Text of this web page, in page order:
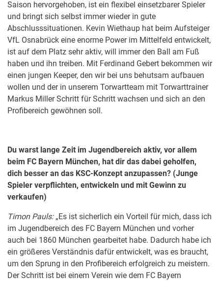
Saison hervorgehoben, ist ein flexibel einsetzbarer Spieler
und bringt sich selbst immer wieder in gute
Abschlusssituationen. Kevin Wiethaup hat beim Aufsteiger
VfL Osnabrück eine enorme Power im Mittelfeld entwickelt,
ist auf dem Platz sehr aktiv, will immer den Ball am Fuß
haben und ihn treiben. Mit Ferdinand Gebert bekommen wir
einen jungen Keeper, den wir bei uns behutsam aufbauen
wollen und der in unserem Torwartteam mit Torwarttrainer
Markus Miller Schritt für Schritt wachsen und sich an den
Profibereich gewöhnen soll.
Du warst lange Zeit im Jugendbereich aktiv, vor allem
beim FC Bayern München, hat dir das dabei geholfen,
dich besser an das KSC-Konzept anzupassen? (Junge
Spieler verpflichten, entwickeln und mit Gewinn zu
verkaufen)
Timon Pauls:„Es ist sicherlich ein Vorteil für mich, dass ich
im Jugendbereich des FC Bayern München und vorher
auch bei 1860 München gearbeitet habe. Dadurch habe ich
ein größeres Verständnis dafür entwickelt, was es braucht,
um den Sprung in den Profibereich erfolgreich zu meistern.
Der Schritt ist bei einem Verein wie dem FC Bayern